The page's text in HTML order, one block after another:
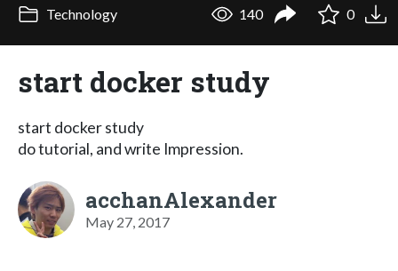
Technology 140 0
start docker study
start docker study
do tutorial, and write Impression.
acchanAlexander
May 27, 2017